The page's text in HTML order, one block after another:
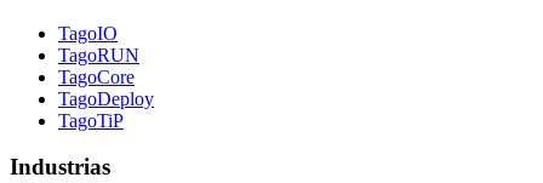
TagoIO
TagoRUN
TagoCore
TagoDeploy
TagoTiP
Industrias